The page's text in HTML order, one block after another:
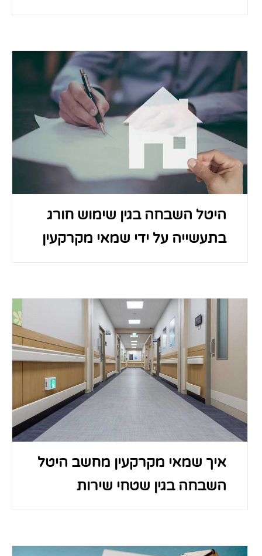
היטל השבחה בגין שימוש חורג
בתעשייה על ידי שמאי מקרקעין
איך שמאי מקרקעין מחשב היטל
השבחה בגין שטחי שירות